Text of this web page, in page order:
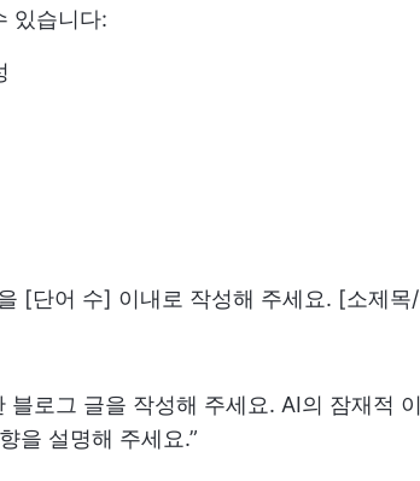
있습니다:
[단어 수] 이내로 작성해 주세요. [소제목/
로그 글을 작성해 주세요. AI의 잠재적 이
을 설명해 주세요.”